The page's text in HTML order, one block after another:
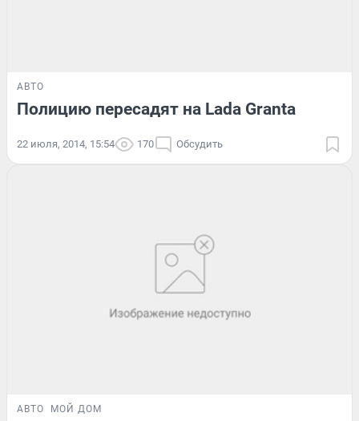
АВТО
Полицию пересадят на Lada Granta
22 июля, 2014, 15:54 170 Обсудить
АВТО МОЙ ДОМ